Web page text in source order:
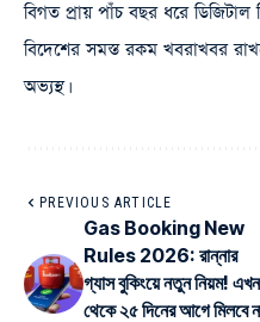
বিগত প্রায় পাঁচ বছর ধরে ডিজিটাল
বিদেশের সমস্ত রকম খবরাখবর
অভ্যস্থ।
PREVIOUS ARTICLE
Gas Booking New
Rules 2026: রান্নার
গ্যাস বুকিংয়ে নতুন নিয়ম! এখন
থেকে ২৫ দিনের আগে মিলবে